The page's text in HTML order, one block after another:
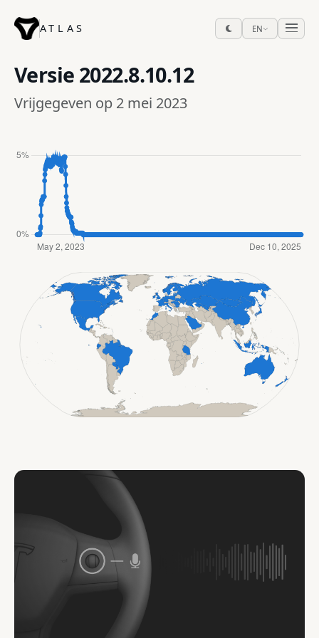
ATLAS EN
Versie 2022.8.10.12
Vrijgegeven op 2 mei 2023